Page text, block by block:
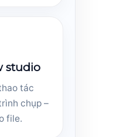
studio
tác
chụp –
file.